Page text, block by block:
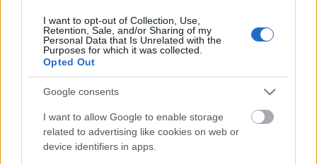
I want to opt-out of Collection, Use,
Retention, Sale, and/or Sharing of my
Personal Data that Is Unrelated with the
Purposes for which it was collected.
Opted Out
Google consents
I want to allow Google to enable storage
related to advertising like cookies on web or
device identifiers in apps.
Címkék:reggeli tojás parmezán